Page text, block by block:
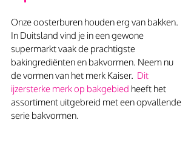
Onze oosterburen houden erg van bakken.
In Duitsland vind je in een gewone
supermarkt vaak de prachtigste
bakingrediënten en bakvormen. Neem nu
de vormen van het merk Kaiser. Dit
ijzersterke merk op bakgebied heeft het
assortiment uitgebreid met een opvallende
serie bakvormen.